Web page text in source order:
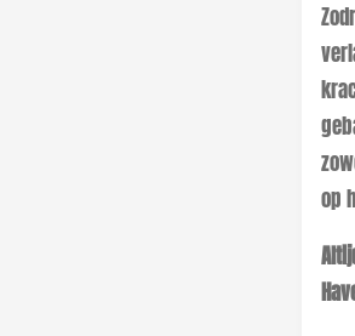
op